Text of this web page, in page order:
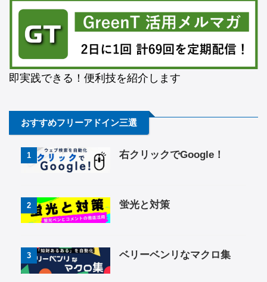
即実践できる！便利技を紹介します
おすすめフリーアドイン三選
1 右クリックでGoogle！
2 蛍光と対策
3 ベリーベンリなマクロ集